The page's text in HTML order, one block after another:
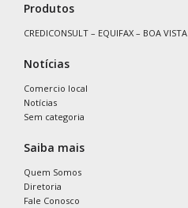
Produtos
CREDICONSULT – EQUIFAX – BOA VISTA
Notícias
Comercio local
Notícias
Sem categoria
Saiba mais
Quem Somos
Diretoria
Fale Conosco